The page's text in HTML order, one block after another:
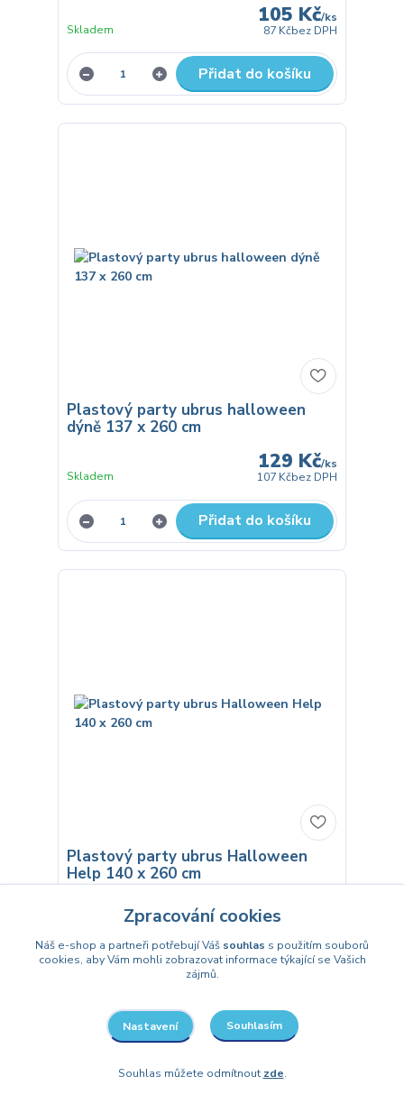
105 Kč/ks
87 Kčbez DPH
Skladem
Přidat do košíku
Plastový party ubrus halloween
dýně 137 x 260 cm
129 Kč/ks
107 Kčbez DPH
Skladem
Přidat do košíku
Plastový party ubrus Halloween
Help 140 x 260 cm
127 Kč
105 Kč
Přidat do košíku
Zpracování cookies
Náš e-shop a partneři potřebují Váš souhlas s použitím souborů
cookies, aby Vám mohli zobrazovat informace týkající se Vašich
zájmů.
Nastavení Souhlasím
Souhlas můžete odmítnout zde.